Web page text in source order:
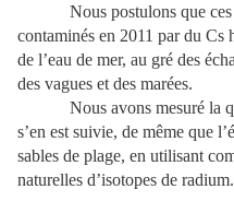
Nous postulons que ces
contaminés en 2011 par du Cs
de l’eau de mer, au gré des
des vagues et des marées.
Nous avons mesuré la
s’en est suivie, de même que
sables de plage, en utilisant
naturelles d’isotopes de radium.